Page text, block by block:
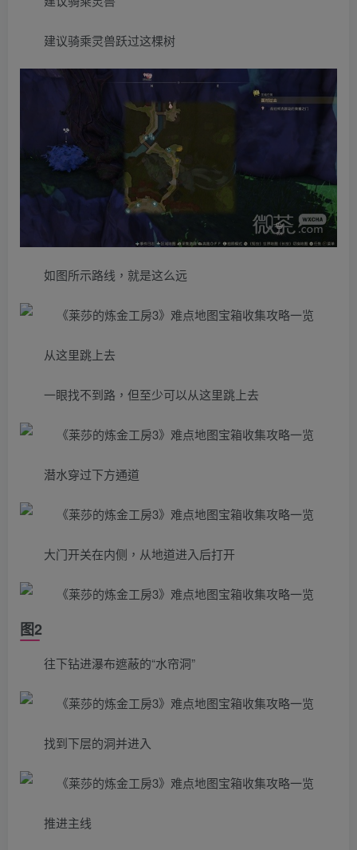
建议骑乘灵兽跃过这棵树
如图所示路线，就是这么远
从这里跳上去
一眼找不到路，但至少可以从这里跳上去
潜水穿过下方通道
大门开关在内侧，从地道进入后打开
图2
往下钻进瀑布遮蔽的“水帘洞”
找到下层的洞并进入
推进主线